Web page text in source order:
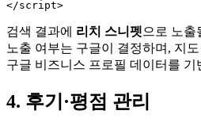
검색 결과에 리치 스니펫으로 노출
노출 여부는 구글이 결정하며, 지
구글 비즈니스 프로필 데이터를 기
4. 후기·평점 관리